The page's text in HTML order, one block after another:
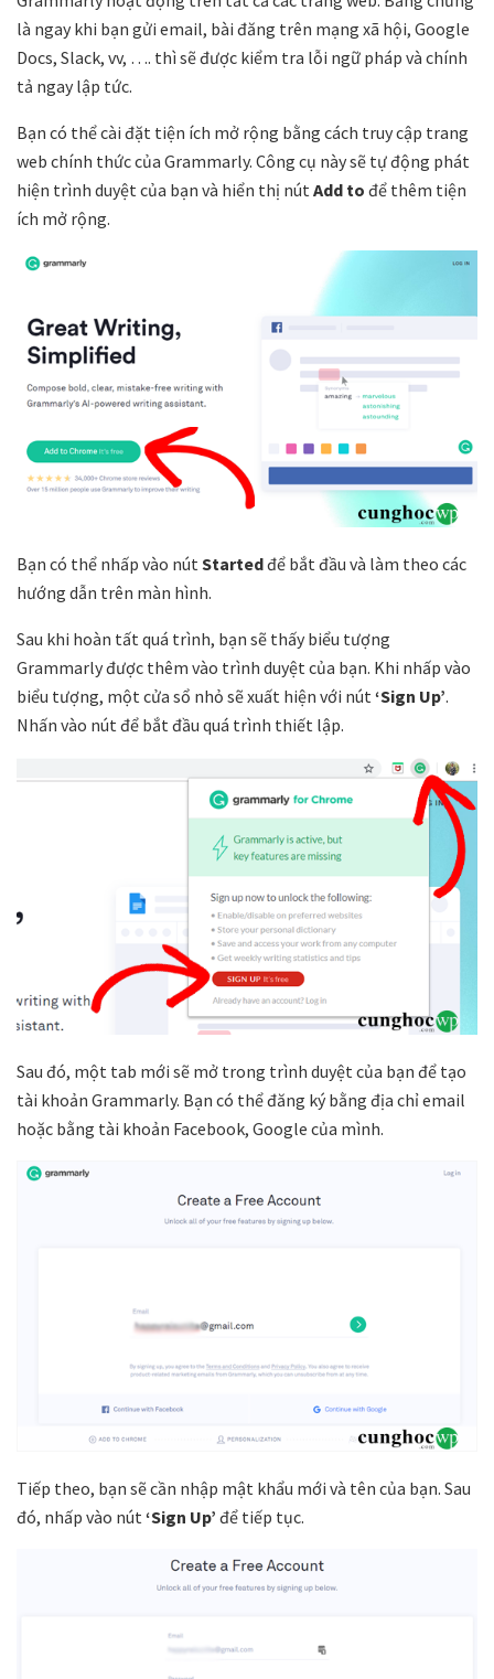
là ngay khi bạn gửi email, bài đăng trên mạng xã hội, Google
Docs, Slack, vv, …. thì sẽ được kiểm tra lỗi ngữ pháp và chính
tả ngay lập tức.
Bạn có thể cài đặt tiện ích mở rộng bằng cách truy cập trang
web chính thức của Grammarly. Công cụ này sẽ tự động phát
hiện trình duyệt của bạn và hiển thị nút Add to để thêm tiện
ích mở rộng.
Bạn có thể nhấp vào nútStartedđể bắt đầu và làm theo các
hướng dẫn trên màn hình.
Sau khi hoàn tất quá trình, bạn sẽ thấy biểu tượng
Grammarly được thêm vào trình duyệt của bạn. Khi nhấp vào
biểu tượng, một cửa sổ nhỏ sẽ xuất hiện với nút‘Sign Up’.
Nhấn vào nút để bắt đầu quá trình thiết lập.
Sau đó, một tab mới sẽ mở trong trình duyệt của bạn để tạo
tài khoản Grammarly. Bạn có thể đăng ký bằng địa chỉ email
hoặc bằng tài khoản Facebook, Google của mình.
Tiếp theo, bạn sẽ cần nhập mật khẩu mới và tên của bạn. Sau
đó, nhấp vào nút ‘Sign Up’ để tiếp tục.